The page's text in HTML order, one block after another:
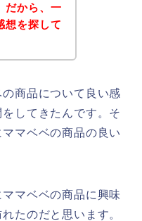
だから、一
想を探して
商品について良い感
してきたんです。そ
マベベの商品の良い
マベベの商品に興味
たのだと思います。